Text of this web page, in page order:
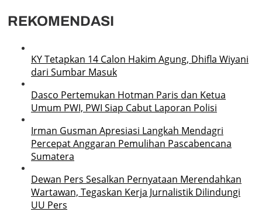
REKOMENDASI
KY Tetapkan 14 Calon Hakim Agung, Dhifla Wiyani
dari Sumbar Masuk
Dasco Pertemukan Hotman Paris dan Ketua
Umum PWI, PWI Siap Cabut Laporan Polisi
Irman Gusman Apresiasi Langkah Mendagri
Percepat Anggaran Pemulihan Pascabencana
Sumatera
Dewan Pers Sesalkan Pernyataan Merendahkan
Wartawan, Tegaskan Kerja Jurnalistik Dilindungi
UU Pers